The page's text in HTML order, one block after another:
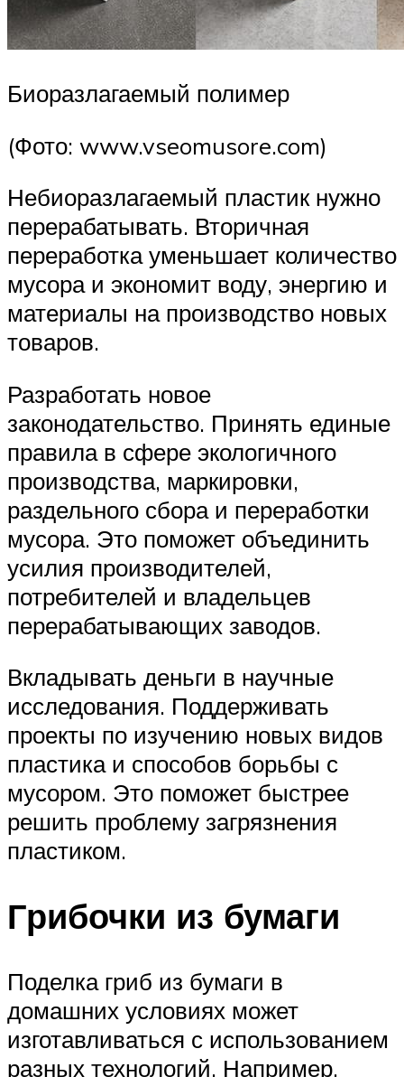
Биоразлагаемый полимер
(Фото: www.vseomusore.com)
Небиоразлагаемый пластик нужно
перерабатывать. Вторичная
переработка уменьшает количество
мусора и экономит воду, энергию и
материалы на производство новых
товаров.
Разработать новое
законодательство. Принять единые
правила в сфере экологичного
производства, маркировки,
раздельного сбора и переработки
мусора. Это поможет объединить
усилия производителей,
потребителей и владельцев
перерабатывающих заводов.
Вкладывать деньги в научные
исследования. Поддерживать
проекты по изучению новых видов
пластика и способов борьбы с
мусором. Это поможет быстрее
решить проблему загрязнения
пластиком.
Грибочки из бумаги
Поделка гриб из бумаги в
домашних условиях может
изготавливаться с использованием
разных технологий. Например,